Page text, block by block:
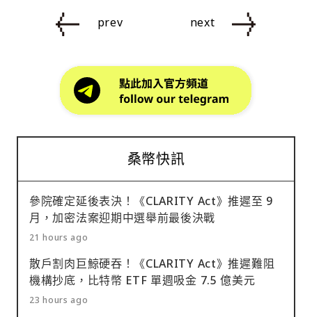
prev next
桑幣快訊
參院確定延後表決！《CLARITY Act》推遲至 9
月，加密法案迎期中選舉前最後決戰
21 hours ago
散戶割肉巨鯨硬吞！《CLARITY Act》推遲難阻
機構抄底，比特幣 ETF 單週吸金 7.5 億美元
23 hours ago